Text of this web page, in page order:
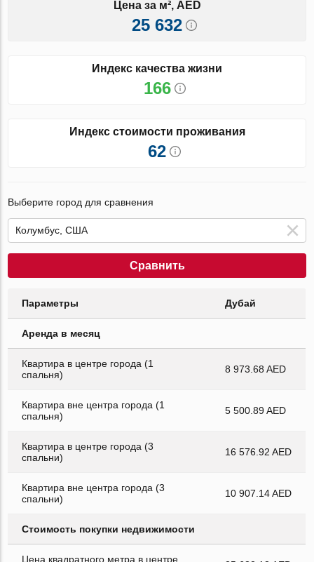
Цена за м², AED
25 632
Индекс качества жизни
166
Индекс стоимости проживания
62
Выберите город для сравнения
Сравнить
Параметры Дубай
Аренда в месяц
Квартира в центре города (1
спальня)
8 973.68 AED
Квартира вне центра города (1
спальня)
5 500.89 AED
Квартира в центре города (3
спальни)
16 576.92 AED
Квартира вне центра города (3
спальни)
10 907.14 AED
Стоимость покупки недвижимости
Цена квадратного метра в центре